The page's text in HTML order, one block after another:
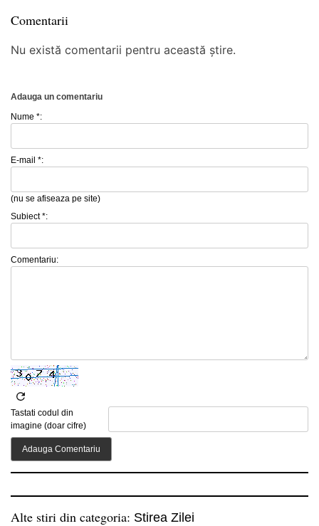
Comentarii
Nu există comentarii pentru această știre.
Adauga un comentariu
Nume *:
E-mail *:
(nu se afiseaza pe site)
Subiect *:
Comentariu:
Tastati codul din
imagine (doar cifre)
Alte stiri din categoria: Stirea Zilei